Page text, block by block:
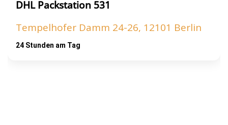
DHL Packstation 531
Tempelhofer Damm 24-26, 12101 Berlin
24 Stunden am Tag